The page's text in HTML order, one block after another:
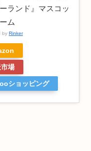
ランド』マスコッ
ム
by Rinker
場
ショッピング